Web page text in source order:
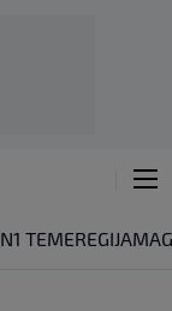
N1 TEMEREGIJA